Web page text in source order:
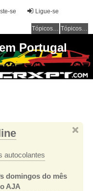
Ligue-se
se
Tópicos sem resposta Tópicos ativos
Portugal
autocolantes
domingos do mês
AJA